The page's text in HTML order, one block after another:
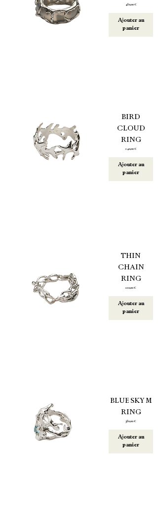
Prix
480,00 €
Ajouter au
panier
BIRD
CLOUD
RING
Prix
240,00 €
Ajouter au
panier
THIN
CHAIN
RING
Prix
220,00 €
Ajouter au
panier
BLUE SKY M
RING
Prix
380,00 €
Ajouter au
panier